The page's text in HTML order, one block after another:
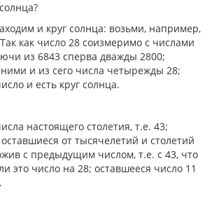
и круг солнца: возьми, например,
как число 28 соизмеримо с числами
из 6843 сперва дважды 2800;
и из сего числа четырежды 28;
и есть круг солнца.
настоящего столетия, т.е. 43;
от тысячелетий и столетий
с предыдущим числом, т.е. с 43, что
это число на 28; оставшееся число 11